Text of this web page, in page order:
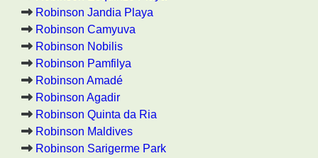
Robinson Jandia Playa
Robinson Camyuva
Robinson Nobilis
Robinson Pamfilya
Robinson Amadé
Robinson Agadir
Robinson Quinta da Ria
Robinson Maldives
Robinson Sarigerme Park